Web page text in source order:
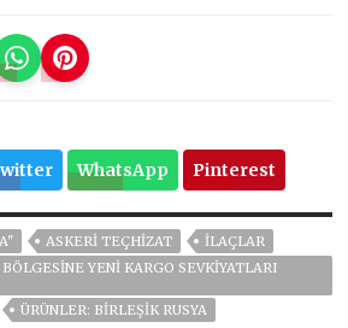
WhatsApp Pinterest
ASKERI TEÇHIZAT
İLAÇLAR
YENI KARGO SEVKIYATLARI
ÜRÜNLER: BIRLEŞIK RUSYA